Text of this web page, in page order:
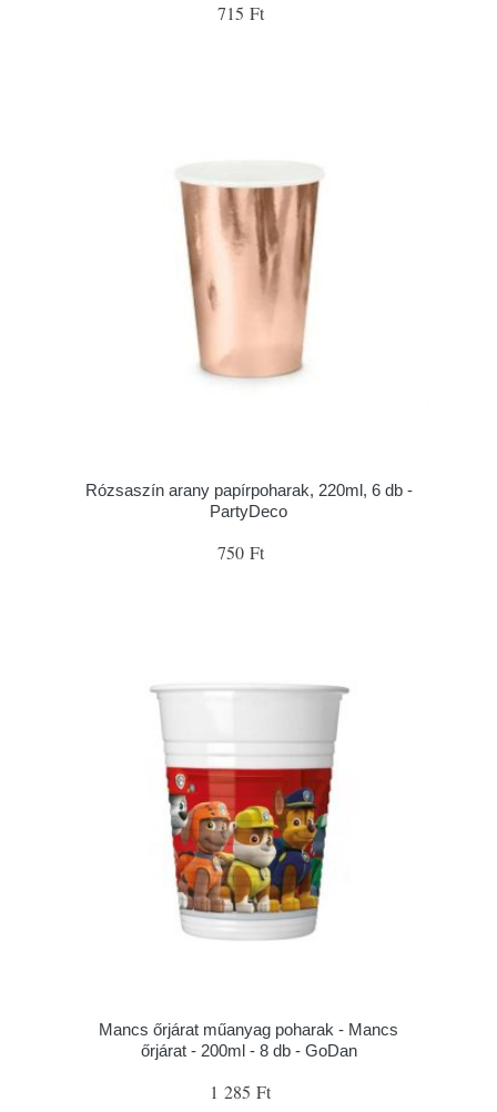
715 Ft
Rózsaszín arany papírpoharak, 220ml, 6 db -
PartyDeco
750 Ft
Mancs őrjárat műanyag poharak - Mancs
őrjárat - 200ml - 8 db - GoDan
1 285 Ft